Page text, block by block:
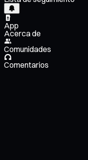
App
Acerca de
Comunidades
Comentarios